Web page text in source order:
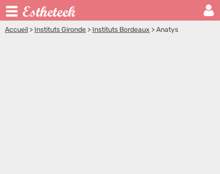
Accueil > Instituts Gironde > Instituts Bordeaux >Anatys